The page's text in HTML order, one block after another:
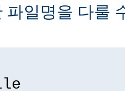
파일명을 다룰